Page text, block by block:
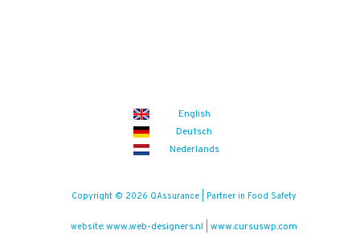
English
Deutsch
Nederlands
Copyright © 2026 QAssurance | Partner in Food Safety
website: www.web-designers.nl www.cursuswp.com